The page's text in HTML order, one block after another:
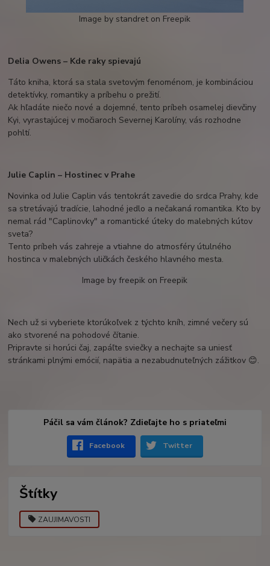
Image by standret on Freepik
Delia Owens – Kde raky spievajú
Táto kniha, ktorá sa stala svetovým fenoménom, je kombináciou
detektívky, romantiky a príbehu o prežití.
Ak hľadáte niečo nové a dojemné, tento príbeh osamelej dievčiny
Kyi, vyrastajúcej v močiaroch Severnej Karolíny, vás rozhodne
pohltí.
Julie Caplin – Hostinec v Prahe
Novinka od Julie Caplin vás tentokrát zavedie do srdca Prahy, kde
sa stretávajú tradície, lahodné jedlo a nečakaná romantika. Kto by
nemal rád "Caplinovky" a romantické úteky do malebných kútov
sveta?
Tento príbeh vás zahreje a vtiahne do atmosféry útulného
hostinca v malebných uličkách českého hlavného mesta.
Image by freepik on Freepik
Nech už si vyberiete ktorúkoľvek z týchto kníh, zimné večery sú
ako stvorené na pohodové čítanie.
Pripravte si horúci čaj, zapáľte sviečky a nechajte sa uniesť
stránkami plnými emócií, napätia a nezabudnuteľných zážitkov 😊.
Páčil sa vám článok? Zdieľajte ho s priateľmi
Facebook Twitter
Štítky
ZAUJIMAVOSTI